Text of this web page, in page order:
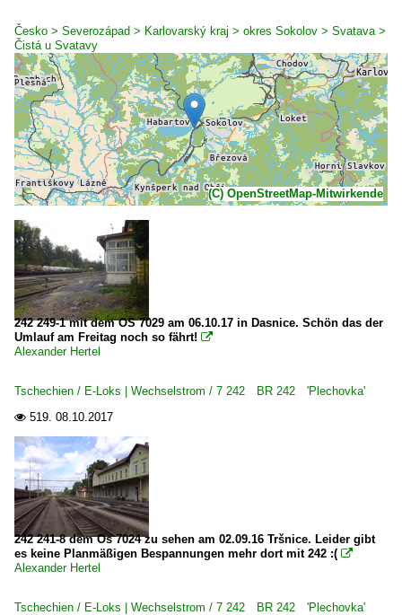
Česko > Severozápad > Karlovarský kraj > okres Sokolov > Svatava >
Čistá u Svatavy
(C) OpenStreetMap-Mitwirkende
242 249-1 mit dem OS 7029 am 06.10.17 in Dasnice. Schön das der
Umlauf am Freitag noch so fährt! 
Alexander Hertel
Tschechien / E-Loks | Wechselstrom / 7 242 BR 242 'Plechovka'
 519. 08.10.2017
242 241-8 dem Os 7024 zu sehen am 02.09.16 Tršnice. Leider gibt
es keine Planmäßigen Bespannungen mehr dort mit 242 :( 
Alexander Hertel
Tschechien / E-Loks | Wechselstrom / 7 242 BR 242 'Plechovka'